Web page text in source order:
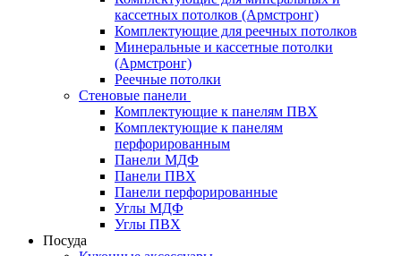
кассетных потолков (Армстронг)
Комплектующие для реечных потолков
Минеральные и кассетные потолки
(Армстронг)
Реечные потолки
Стеновые панели
Комплектующие к панелям ПВХ
Комплектующие к панелям
перфорированным
Панели МДФ
Панели ПВХ
Панели перфорированные
Углы МДФ
Углы ПВХ
Посуда